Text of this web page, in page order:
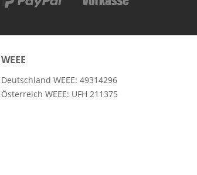
WEEE
Deutschland WEEE: 49314296
Österreich WEEE: UFH 211375